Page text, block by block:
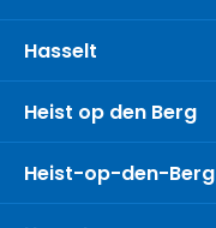
Hasselt
Heist op den Berg
Heist-op-den-Berg